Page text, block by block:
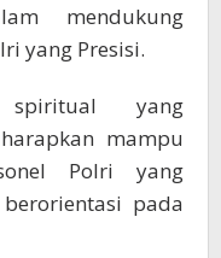
mendukung
yang Presisi.
spiritual yang
mampu
Polri yang
pada